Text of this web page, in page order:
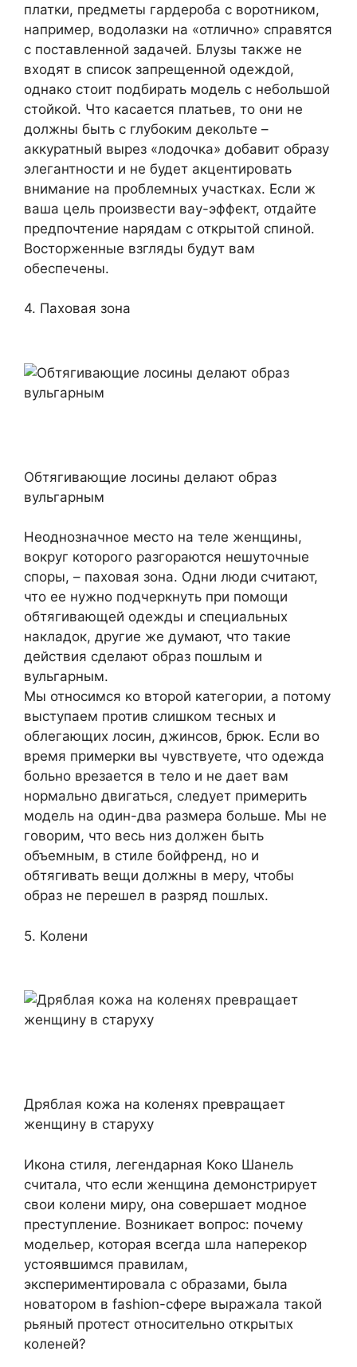
платки, предметы гардероба с воротником,
например, водолазки на «отлично» справятся
с поставленной задачей. Блузы также не
входят в список запрещенной одеждой,
однако стоит подбирать модель с небольшой
стойкой. Что касается платьев, то они не
должны быть с глубоким декольте –
аккуратный вырез «лодочка» добавит образу
элегантности и не будет акцентировать
внимание на проблемных участках. Если ж
ваша цель произвести вау-эффект, отдайте
предпочтение нарядам с открытой спиной.
Восторженные взгляды будут вам
обеспечены.
4. Паховая зона
Обтягивающие лосины делают образ
вульгарным
Неоднозначное место на теле женщины,
вокруг которого разгораются нешуточные
споры, – паховая зона. Одни люди считают,
что ее нужно подчеркнуть при помощи
обтягивающей одежды и специальных
накладок, другие же думают, что такие
действия сделают образ пошлым и
вульгарным.
Мы относимся ко второй категории, а потому
выступаем против слишком тесных и
облегающих лосин, джинсов, брюк. Если во
время примерки вы чувствуете, что одежда
больно врезается в тело и не дает вам
нормально двигаться, следует примерить
модель на один-два размера больше. Мы не
говорим, что весь низ должен быть
объемным, в стиле бойфренд, но и
обтягивать вещи должны в меру, чтобы
образ не перешел в разряд пошлых.
5. Колени
Дряблая кожа на коленях превращает
женщину в старуху
Икона стиля, легендарная Коко Шанель
считала, что если женщина демонстрирует
свои колени миру, она совершает модное
преступление. Возникает вопрос: почему
модельер, которая всегда шла наперекор
устоявшимся правилам,
экспериментировала с образами, была
новатором в fashion-сфере выражала такой
рьяный протест относительно открытых
коленей?